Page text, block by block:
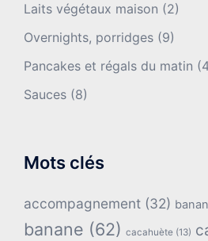
Laits végétaux maison (2)
Overnights, porridges (9)
Pancakes et régals du matin
Sauces (8)
Mots clés
accompagnement (32)
banane (62) cacahuète (13)